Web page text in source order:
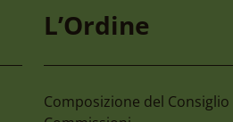
C.c. Reggio Calabria –
Organizzazione
Colloqui Tra
L’Ordine
Composizione del Consiglio